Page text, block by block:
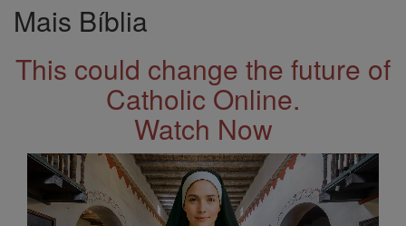
Mais Bíblia
This could change the future of
Catholic Online.
Watch Now